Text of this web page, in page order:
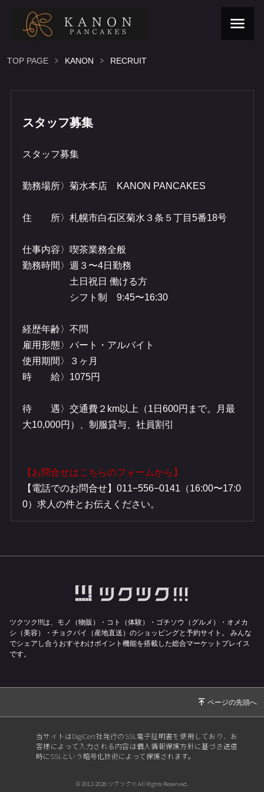
TOP PAGE KANON RECRUIT
スタッフ募集
​スタッフ募集
​勤務場所〉菊水本店 KANON PANCAKES
​住 所〉札幌市白石区菊水３条５丁目5番18号
​仕事内容〉喫茶業務全般
​勤務時間〉週３〜4日勤務
​ 土日祝日 働ける方
​ シフト制 9:45〜16:30
​経歴年齢〉不問
​雇用形態〉パート・アルバイト
​使用期間〉３ヶ月
​時 給〉1075円
​待 遇〉交通費２km以上（1日600円まで。月最
大10,000円）、制服貸与、社員割引
【お問合せはこちらのフォームから】
​【電話でのお問合せ】011−556−0141（16:00〜17:0
0）求人の件とお伝えください。
ツクツク!!!は、モノ（物販）・コト（体験）・ゴチソウ（グルメ）・オメカ
シ（美容）・チョクバイ（産地直送）のショッピングと予約サイト。
みんな
でシェアし合うおすそわけポイント機能を搭載した総合マーケットプレイス
です。
当サイトはDigiCert社発行のSSL電子証明書を使用しており、お
客様によって入力される内容は個人情報保護方針に基づき送信
時にSSLという暗号化技術によって保護されます。
© 2012-2026 ツクツク!!! All Rights Reserved.